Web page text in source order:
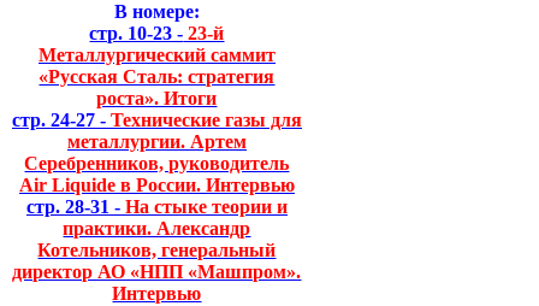
В номере:
стр. 10-23 - 23-й
Металлургический саммит
«Русская Сталь: стратегия
роста». Итоги
стр. 24-27 - Технические газы для
металлургии. Артем
Серебренников, руководитель
Air Liquide в России. Интервью
стр. 28-31 - На стыке теории и
практики. Александр
Котельников, генеральный
директор АО «НПП «Машпром».
Интервью